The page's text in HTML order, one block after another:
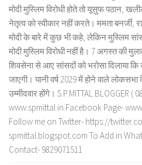
मोदी मुस्लिम विरोधी होते तो यूसुफ पठान,
नेतृत्व को स्वीकार नहीं करते। ममता
मोदी के बारे में कुछ भी कहे, लेकिन मुस्लिम
मोदी मुस्लिम विरोधी नहीं है। 7 अगस्त की
शिवसेना से आए सांसदों को भरोसा दिलाया कि
जाएगी। यानी वर्ष 2029 में होने वाले
उम्मीदवार होंगे। S.P.MITTAL BLOGGER (
www.spmittal.in Facebook Page-
Follow me on Twitter- https://
spmittal.blogspot.com To Add in
Contact- 9829071511